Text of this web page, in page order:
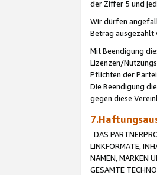
der Ziffer 5 und
Wir dürfen
Betrag ausgezahlt
Mit Beendigung
Lizenzen/
Pflichten der
Die Beendigung
gegen diese
DAS
LINKFORMATE,
NAMEN, MARKEN
GESAMTE